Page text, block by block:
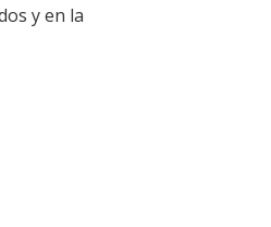
y en la